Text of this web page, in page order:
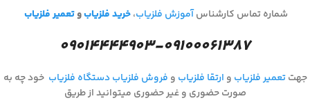
شماره تماس کارشناسآموزش فلزیاب،خرید فلزیابوتعمیر فلزیاب
۰۹۰۱۴۴۴۴۹۰۳-۰۹۱۰۰۰۶۱۳۸۷
جهتتعمیر فلزیاب و ارتقا فلزیاب و فروش فلزیاب دستگاه فلزیاب خود چه به
صورت حضوری و غیر حضوری میتوانید از طریق